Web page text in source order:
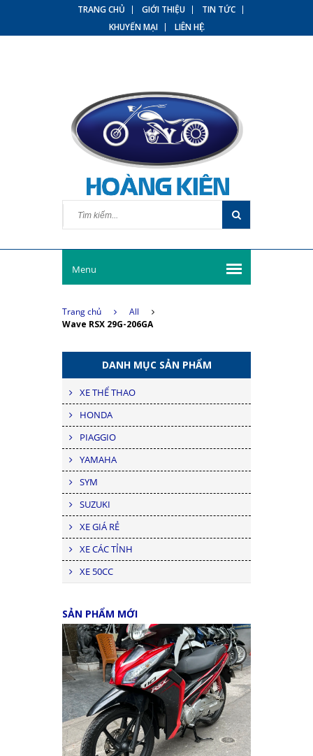
TRANG CHỦ GIỚI THIỆU
TIN TỨC
KHUYẾN MẠI
LIÊN HỆ
Menu
Trang chủ
All
Wave RSX 29G-206GA
DANH MỤC SẢN PHẨM
XE THỂ THAO
HONDA
PIAGGIO
YAMAHA
SYM
SUZUKI
XE GIÁ RẺ
XE CÁC TỈNH
XE 50CC
SẢN PHẨM MỚI